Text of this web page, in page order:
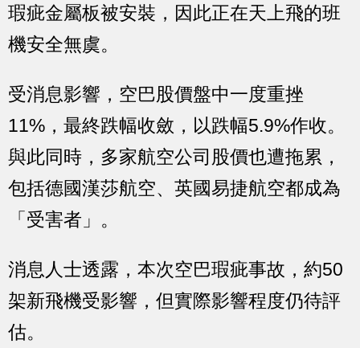
瑕疵金屬板被安裝，因此正在天上飛的班
機安全無虞。
受消息影響，空巴股價盤中一度重挫
11%，最終跌幅收斂，以跌幅5.9%作收。
與此同時，多家航空公司股價也遭拖累，
包括德國漢莎航空、英國易捷航空都成為
「受害者」。
消息人士透露，本次空巴瑕疵事故，約50
架新飛機受影響，但實際影響程度仍待評
估。